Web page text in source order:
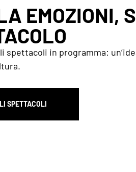
EMOZIONI,
spettacoli in programma:
SPETTACOLI